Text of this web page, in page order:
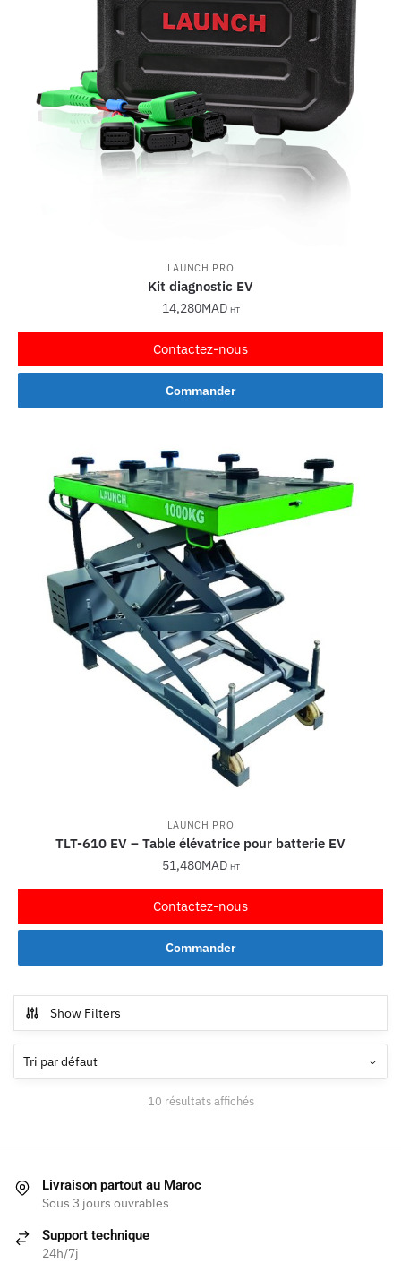
LAUNCH PRO
Kit diagnostic EV
14,280MAD HT
Commander
Contactez-nous
LAUNCH PRO
TLT-610 EV – Table élévatrice pour batterie EV
51,480MAD HT
Commander
Contactez-nous
Show Filters
10 résultats affichés
Livraison partout au Maroc
Sous 3 jours ouvrables
Support technique
24h/7j